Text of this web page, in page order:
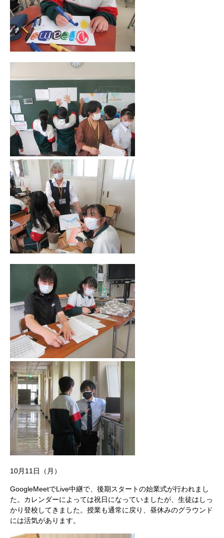
10月11日（月）
GoogleMeetでLive中継で、後期スタートの始業式が行われまし
た。カレンダーによっては祝日になっていましたが、生徒はしっ
かり登校してきました。授業も通常に戻り、昼休みのグラウンド
には活気があります。